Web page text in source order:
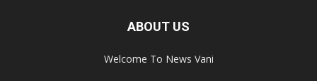
ABOUT US
Welcome To News Vani